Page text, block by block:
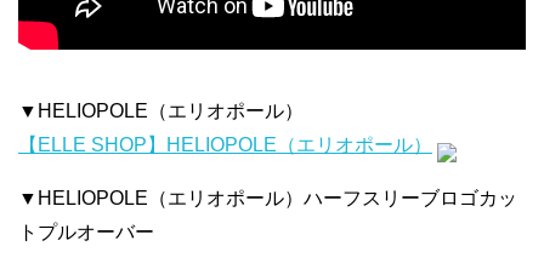
▼HELIOPOLE（エリオポール）
【ELLE SHOP】HELIOPOLE（エリオポール）
▼HELIOPOLE（エリオポール）ハーフスリーブロゴカッ
トプルオーバー